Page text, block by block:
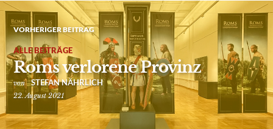
VORHERIGER BEITRAG
ALLE BEITRÄGE
Roms verlorene Provinz
von STEFAN NÄHRLICH
22. August 2021